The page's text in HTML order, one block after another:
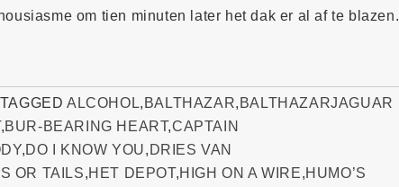
om tien minuten later het dak er al af te blazen.
TAGGEDALCOHOL, BALTHAZAR, BALTHAZARJAGUAR
,BUR-BEARING HEART,CAPTAIN
,DO I KNOW YOU, DRIES VAN
OR TAILS,HET DEPOT,HIGH ON A WIRE,HUMO’S